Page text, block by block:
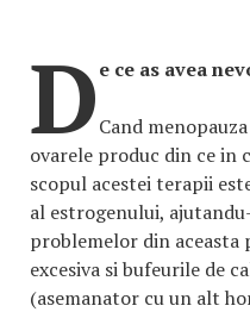
De ce as avea
Cand
ovarele produc din ce in
scopul acestei terapii
al estrogenului,
problemelor din
excesiva si bufeurile de
(asemanator cu un alt